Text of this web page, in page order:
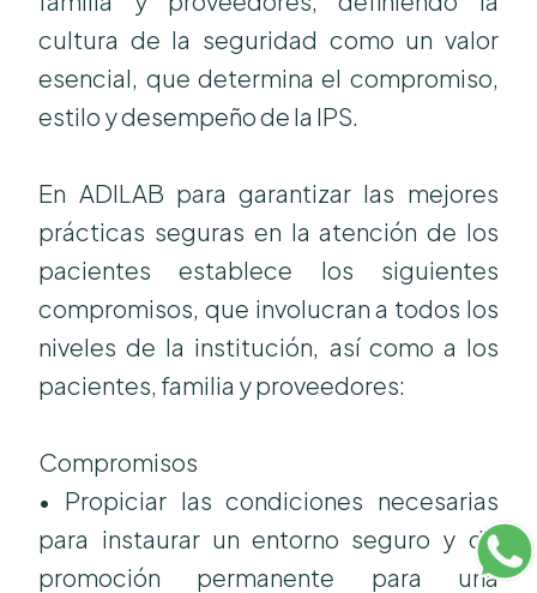
cultura de la seguridad como un valor
esencial, que determina el compromiso,
estilo y desempeño de la IPS.
En ADILAB para garantizar las mejores
prácticas seguras en la atención de los
pacientes establece los siguientes
compromisos, que involucran a todos los
niveles de la institución, así como a los
pacientes, familia y proveedores:
Compromisos
• Propiciar las condiciones necesarias
para instaurar un entorno seguro y de
promoción permanente para una